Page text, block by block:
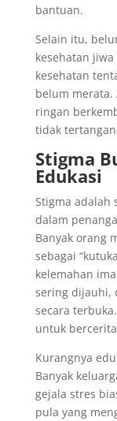
bantuan.
Selain itu,
kesehatan
kesehatan
belum merata.
ringan
tidak
Stigma
Edukasi
Stigma adalah
dalam
Banyak orang
sebagai
kelemahan
sering dijauhi,
secara
untuk
Kurangnya
Banyak
gejala stres
pula yang